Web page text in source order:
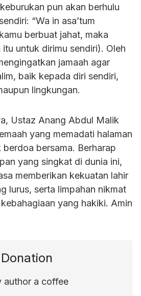
pun akan berhulu
“Wa in asa’tum
berbuat jahat, maka
untuk dirimu sendiri). Oleh
jamaah agar
baik kepada diri sendiri,
lingkungan.
Ustaz Anang Abdul Malik
yang memadati halaman
bersama. Berharap
yang singkat di dunia ini,
memberikan kekuatan lahir
lurus, serta limpahan nikmat
yang hakiki. Amin
Donation
author a coffee